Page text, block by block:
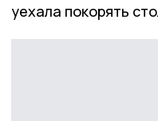
уехала покорять